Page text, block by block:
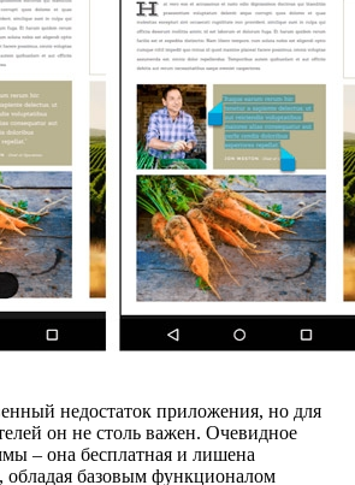
недостаток приложения, но для
он не столь важен. Очевидное
– она бесплатная и лишена
обладая базовым функционалом